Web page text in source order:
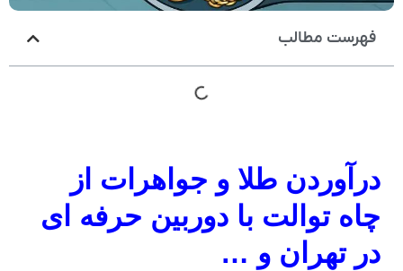
فهرست مطالب
درآوردن طلا و جواهرات از
چاه توالت با دوربین حرفه‌ ای
در تهران و …